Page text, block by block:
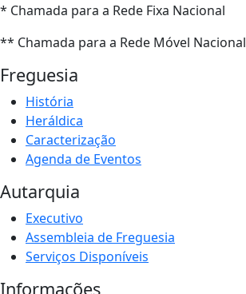
* Chamada para a Rede Fixa Nacional
** Chamada para a Rede Móvel Nacional
Freguesia
História
Heráldica
Caracterização
Agenda de Eventos
Autarquia
Executivo
Assembleia de Freguesia
Serviços Disponíveis
Informações